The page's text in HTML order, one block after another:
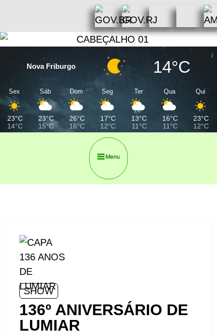
Nova Friburgo 14°C
Sex
23°C
14°C
Sáb
23°C
15°C
Dom
26°C
16°C
Seg
17°C
12°C
Ter
13°C
11°C
Qua
16°C
11°C
Qui
23°C
12°C
SHOW
136º ANIVERSÁRIO DE
LUMIAR